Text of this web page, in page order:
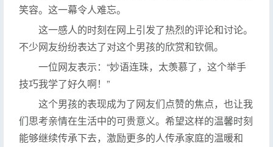
笑容。这一幕令人难忘。
这一感人的时刻在网上引发了热烈的评论和讨论。
不少网友纷纷表达了对这个男孩的欣赏和钦佩。
一位网友表示：“妙语连珠，太羡慕了，这个举手
技巧我学了好久啊！”
这个男孩的表现成为了网友们点赞的焦点，也让我
们思考亲情在生活中的可贵意义。希望这样的温馨时刻
能够继续传承下去，激励更多的人传承家庭的温暖和